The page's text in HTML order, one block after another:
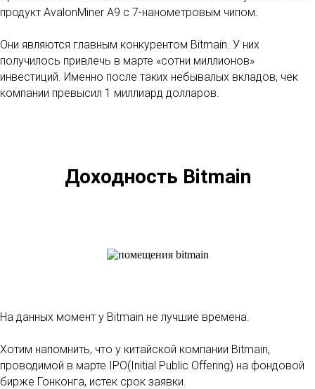
продукт AvalonMiner A9 с 7-нанометровым чипом.
Они являются главным конкурентом Bitmain. У них
получилось привлечь в марте «сотни миллионов»
инвестиций. Именно после таких небывалых вкладов, чек
компании превысил 1 миллиард долларов.
Доходность Bitmain
На данных момент у Bitmain не лучшие времена.
Хотим напомнить, что у китайской компании Bitmain,
проводимой в марте IPO(Initial Public Offering) на фондовой
бирже Гонконга, истек срок заявки.